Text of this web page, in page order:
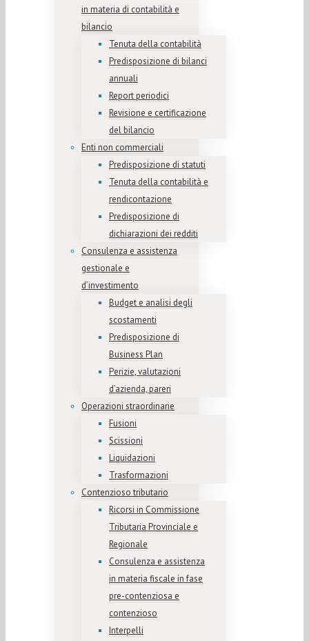
in materia di contabilità e
bilancio
Tenuta della contabilità
Predisposizione di bilanci
annuali
Report periodici
Revisione e certificazione
del bilancio
Enti non commerciali
Predisposizione di statuti
Tenuta della contabilità e
rendicontazione
Predisposizione di
dichiarazioni dei redditi
Consulenza e assistenza
gestionale e
d’investimento
Budget e analisi degli
scostamenti
Predisposizione di
Business Plan
Perizie, valutazioni
d’azienda, pareri
Operazioni straordinarie
Fusioni
Scissioni
Liquidazioni
Trasformazioni
Contenzioso tributario
Ricorsi in Commissione
Tributaria Provinciale e
Regionale
Consulenza e assistenza
in materia fiscale in fase
pre-contenziosa e
contenzioso
Interpelli